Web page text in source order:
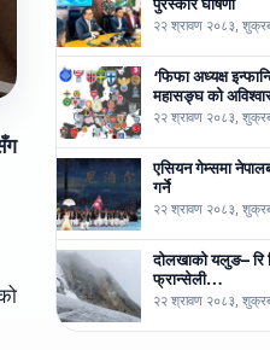
२२ श्रावण २०८३,
‘फिफा अध्यक्ष
महासङ्घ को
२२ श्रावण २०८३,
एसियन गेम्समा
गर्ने
२२ श्रावण २०८३,
दोलखाको यलुङ– रि
फ्रान्सेली…
२२ श्रावण २०८३,